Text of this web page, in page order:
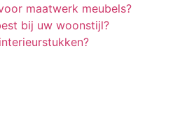
maatwerk meubels?
bij uw woonstijl?